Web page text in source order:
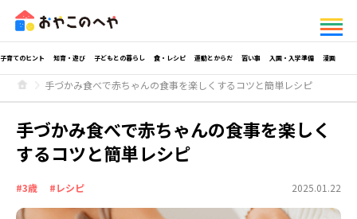
子育てのヒント 知育・遊び 子どもとの暮らし 食・レシピ 運動とからだ 習い事 入園・入学準備 漫画
手づかみ食べで赤ちゃんの食事を楽しくするコツと簡単レシピ
手づかみ食べで赤ちゃんの食事を楽しく
するコツと簡単レシピ
#3歳 #レシピ 2025.01.22